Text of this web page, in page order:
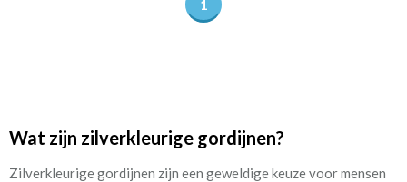
1
Wat zijn zilverkleurige gordijnen?
Zilverkleurige gordijnen zijn een geweldige keuze voor mensen